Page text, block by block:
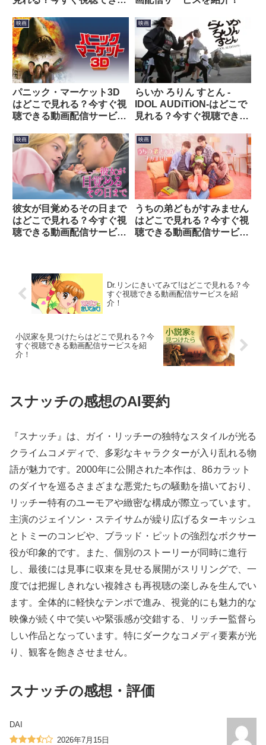
映画
パニック・マーケット3D
はどこで見れる？今すぐ視
聴できる動画配信サービス
映画
らいか ろりん すとん -
IDOL AUDiTiON-はどこで
見れる？今すぐ視聴できる
映画
彼女が目覚めるその日まで
はどこで見れる？今すぐ視
聴できる動画配信サービス
映画
うちの弟どもがすみません
はどこで見れる？今すぐ視
聴できる動画配信サービス
Dr.リンにきいてみて!はどこで見れる？今
すぐ視聴できる動画配信サービスを紹
介！
小説家を見つけたらはどこで見れる？今
すぐ視聴できる動画配信サービスを紹
介！
スナッチの感想のAI要約
『スナッチ』は、ガイ・リッチーの独特なスタイルが光る
クライムコメディで、多彩なキャラクターが入り乱れる物
語が魅力です。2000年に公開された本作は、86カラット
のダイヤを巡るさまざまな悪党たちの騒動を描いており、
リッチー特有のユーモアや緻密な構成が際立っています。
主演のジェイソン・ステイサムが繰り広げるターキッシュ
とトミーのコンビや、ブラッド・ピットの強烈なボクサー
役が印象的です。また、個別のストーリーが同時に進行
し、最後には見事に収束を見せる展開がスリリングで、一
度では把握しきれない複雑さも再視聴の楽しみを生んでい
ます。全体的に軽快なテンポで進み、視覚的にも魅力的な
映像が続く中で笑いや緊張感が交錯する、リッチー監督ら
しい作品となっています。特にダークなコメディ要素が光
り、観客を飽きさせません。
スナッチの感想・評価
DAI
2026年7月15日